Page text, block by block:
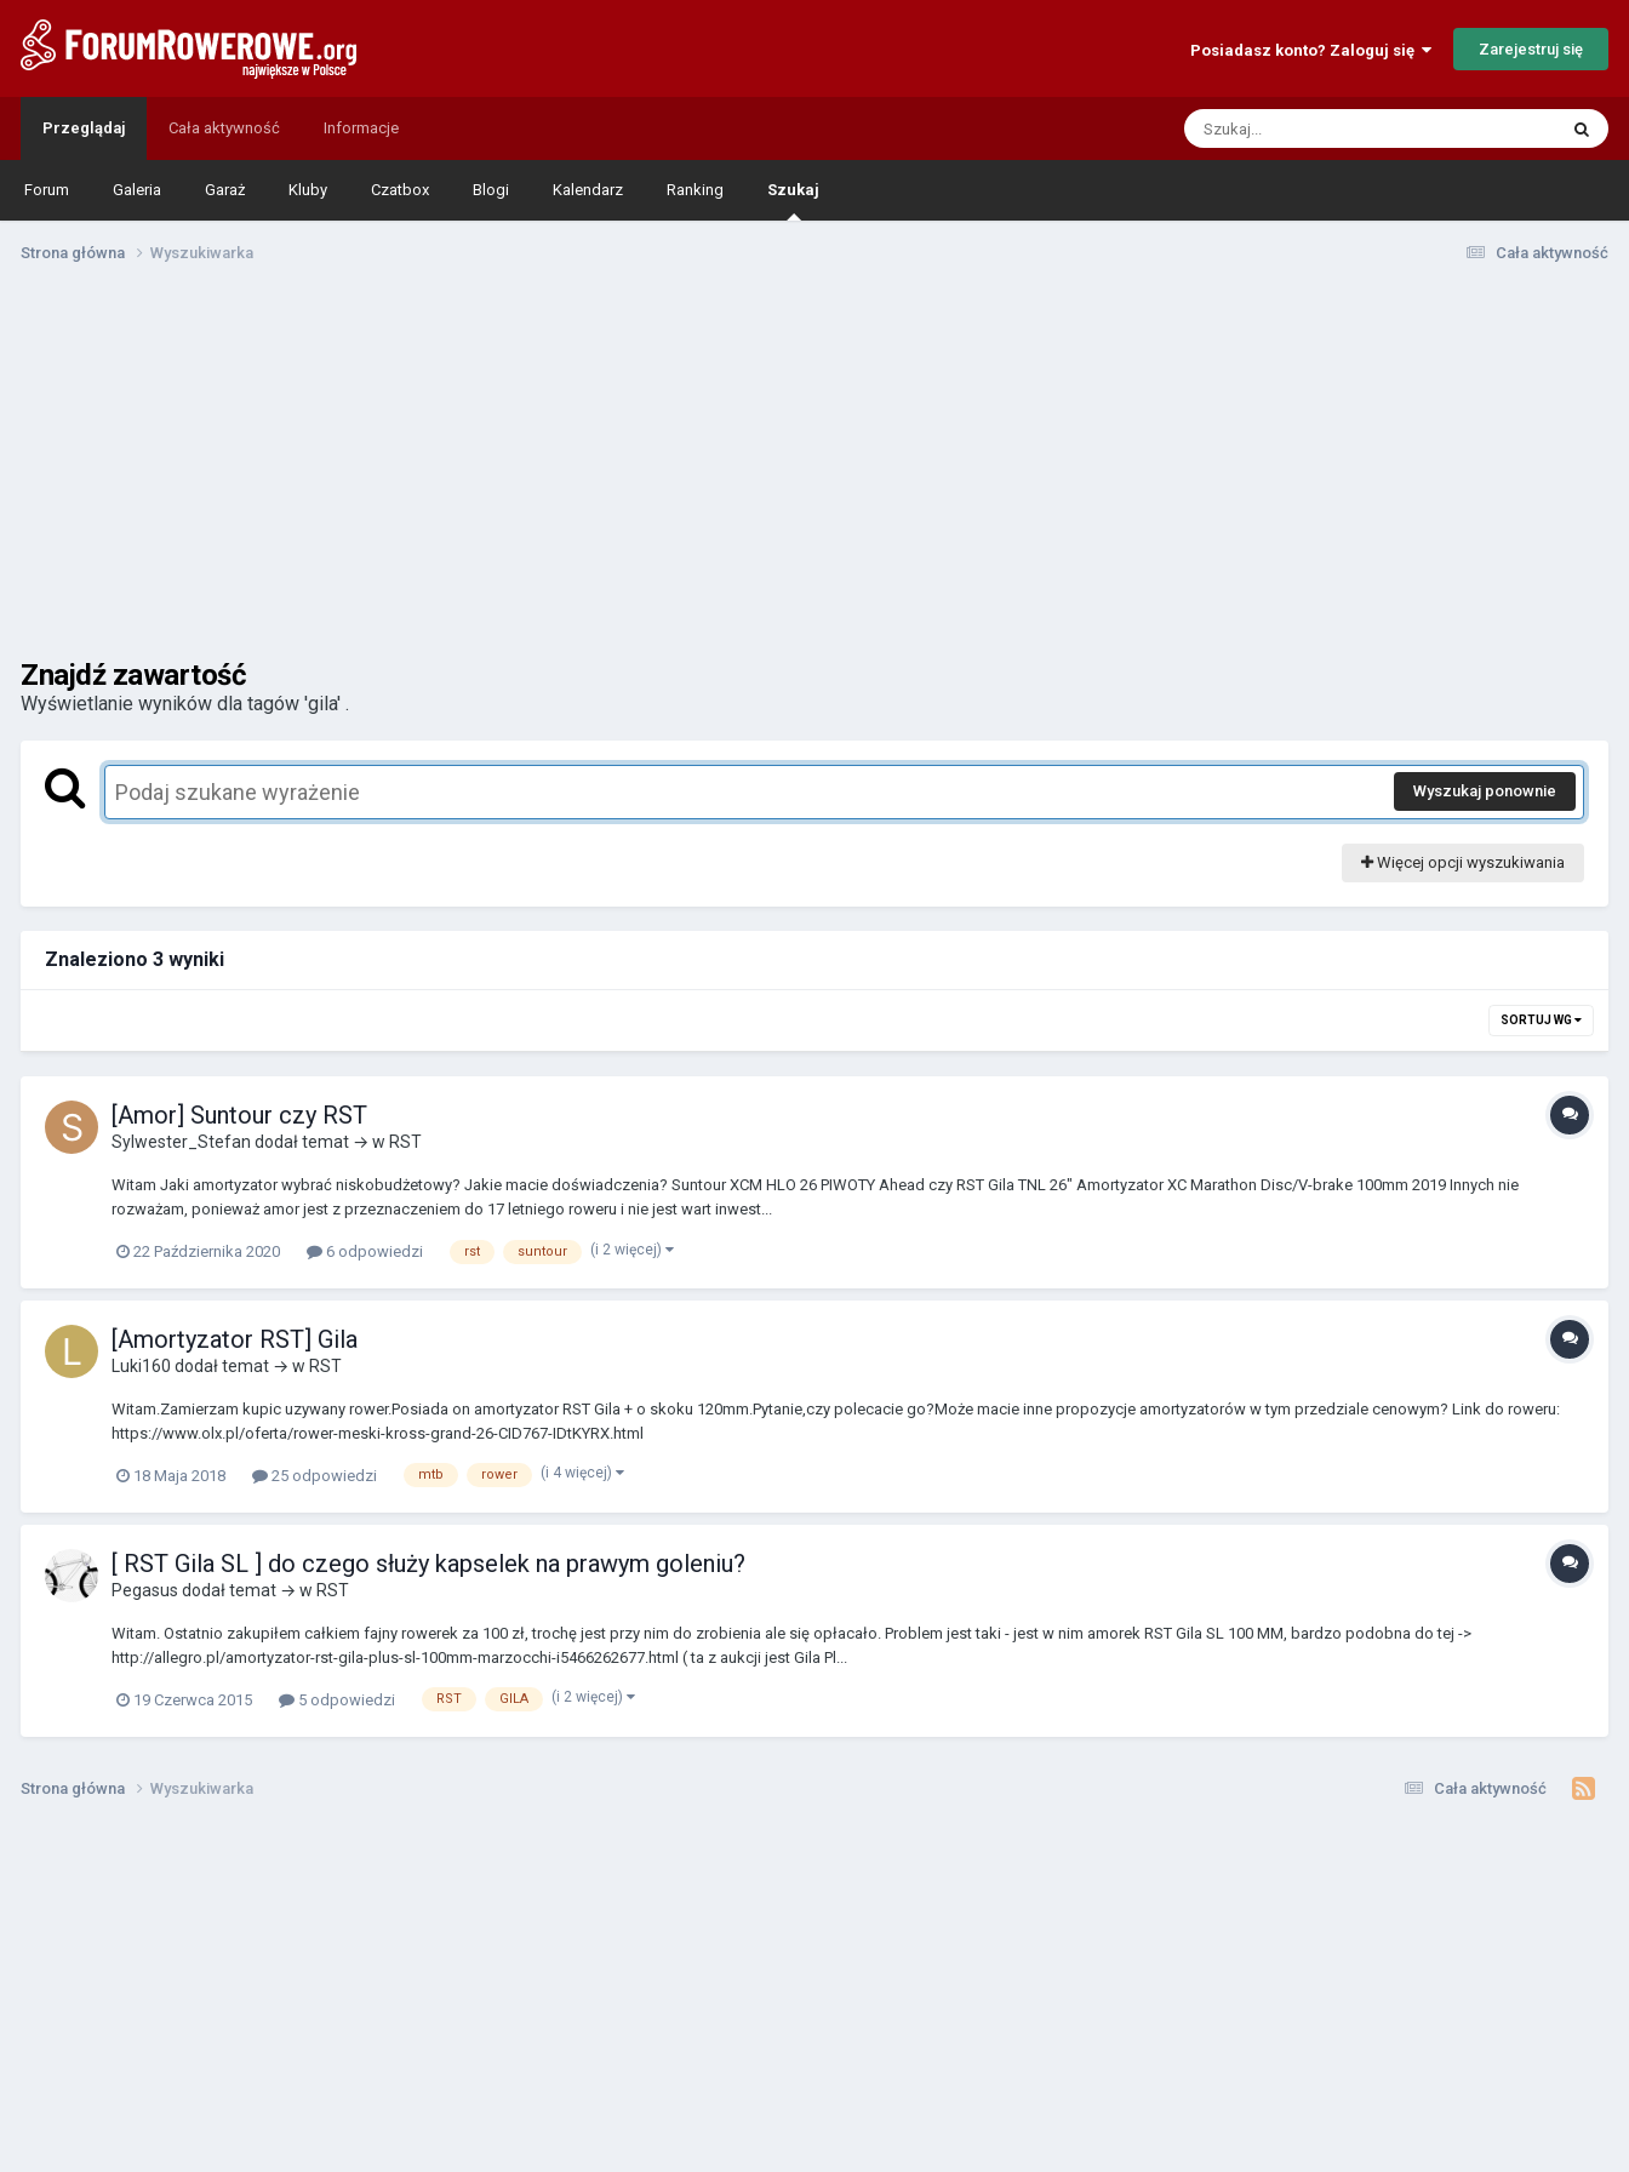
Posiadasz konto? Zaloguj się Zarejestruj się
Przeglądaj
Forum Galeria Garaż Kluby Czatbox Blogi Kalendarz Ranking Szukaj
Cała aktywność Informacje
Cała aktywność
Strona główna Wyszukiwarka
Znajdź zawartość
Wyświetlanie wyników dla tagów 'gila' .
Wyszukaj ponownie
Więcej opcji wyszukiwania
Znaleziono 3 wyniki
SORTUJ WG
[Amor] Suntour czy RST
Sylwester_Stefan dodał temat → w RST
Witam Jaki amortyzator wybrać niskobudżetowy? Jakie macie doświadczenia? Suntour XCM HLO 26 PIWOTY Ahead czy RST Gila TNL 26" Amortyzator XC Marathon Disc/V-brake 100mm 2019 Innych nie
rozważam, ponieważ amor jest z przeznaczeniem do 17 letniego roweru i nie jest wart inwest...
22 Października 2020 6 odpowiedzi rst suntour (i 2 więcej)
[Amortyzator RST] Gila
Luki160 dodał temat → w RST
Witam.Zamierzam kupic uzywany rower.Posiada on amortyzator RST Gila + o skoku 120mm.Pytanie,czy polecacie go?Może macie inne propozycje amortyzatorów w tym przedziale cenowym? Link do roweru:
https://www.olx.pl/oferta/rower-meski-kross-grand-26-CID767-IDtKYRX.html
18 Maja 2018 25 odpowiedzi mtb rower (i 4 więcej)
[ RST Gila SL ] do czego służy kapselek na prawym goleniu?
Pegasus dodał temat → w RST
Witam. Ostatnio zakupiłem całkiem fajny rowerek za 100 zł, trochę jest przy nim do zrobienia ale się opłacało. Problem jest taki - jest w nim amorek RST Gila SL 100 MM, bardzo podobna do tej ->
http://allegro.pl/amortyzator-rst-gila-plus-sl-100mm-marzocchi-i5466262677.html ( ta z aukcji jest Gila Pl...
19 Czerwca 2015 5 odpowiedzi RST GILA (i 2 więcej)
Cała aktywność
Strona główna Wyszukiwarka